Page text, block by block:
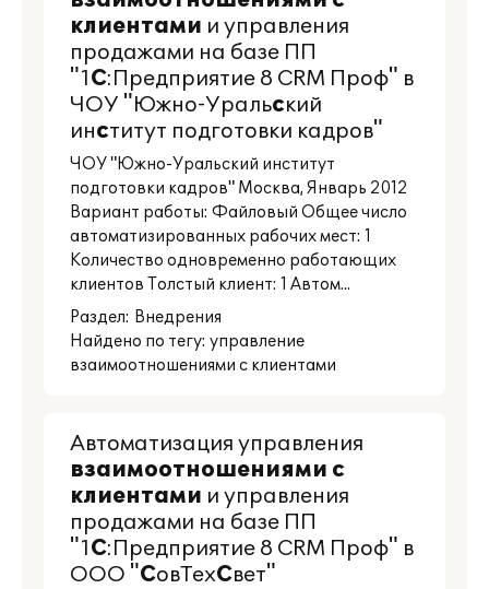
клиентами и управления
продажами на базе ПП
"1С:Предприятие 8 CRM Проф" в
ЧОУ "Южно-Уральский
институт подготовки кадров"
ЧОУ "Южно-Уральский институт
подготовки кадров" Москва, Январь 2012
Вариант работы: Файловый Общее число
автоматизированных рабочих мест: 1
Количество одновременно работающих
клиентов Толстый клиент: 1 Автом...
Раздел: Внедрения
Найдено по тегу: управление
взаимоотношениями с клиентами
Автоматизация управления
взаимоотношениями с
клиентами и управления
продажами на базе ПП
"1С:Предприятие 8 CRM Проф" в
ООО "СовТехСвет"